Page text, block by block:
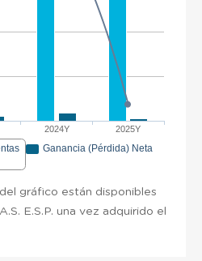
2024Y 2025Y
Ganancia (Pérdida) Neta
gráfico están disponibles
E.S.P. una vez adquirido el